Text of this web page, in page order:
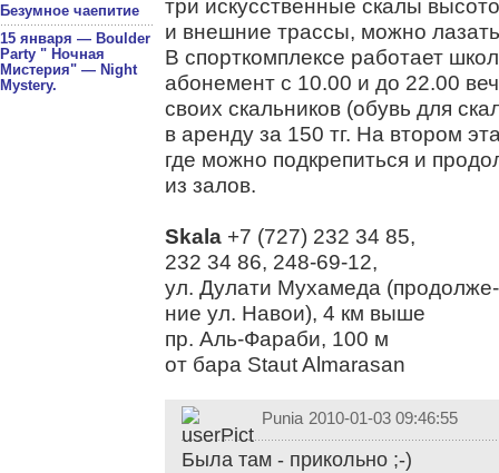
Безумное чаепитие
15 января — Boulder
Party " Ночная
Мистерия" — Night
Mystery.
три искусственные скалы
и внешние трассы, можно
В спорткомплексе работает
абонемент с 10.00 и до 22.00
своих скальников (обувь для
в аренду за 150 тг. На втором
где можно подкрепиться и
из залов.
Skala +7 (727) 232 34 85,
232 34 86, 248-69-12,
ул. Дулати Мухамеда (продолже-
ние ул. Навои), 4 км выше
пр. Аль-Фараби, 100 м
от бара Staut Almarasan
Punia 2010-01-03 09:46:55
Была там - прикольно ;-)